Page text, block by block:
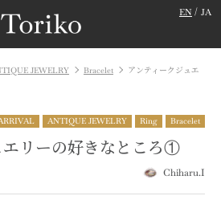
EN JA
JEWELRY Bracelet
アンティークジュエ
ANTIQUE JEWELRY Ring Bracelet
エリーの好きなところ①
Chiharu.I